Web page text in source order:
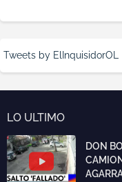
Tweets by ElInquisidorOL
LO ULTIMO
DON